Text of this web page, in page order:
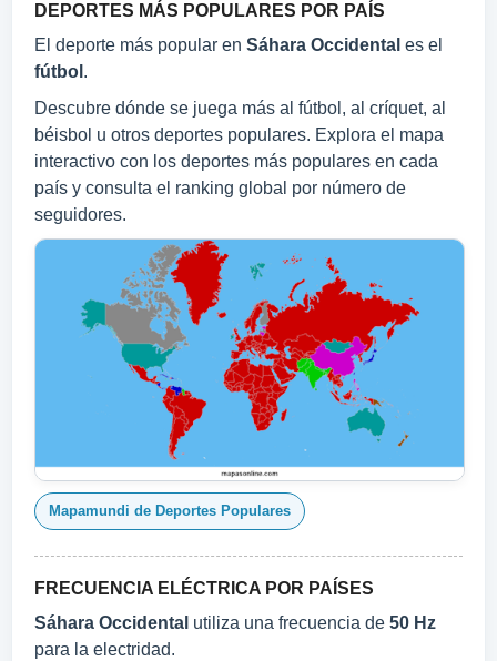
DEPORTES MÁS POPULARES POR PAÍS
El deporte más popular en Sáhara Occidental es el
fútbol .
Descubre dónde se juega más al fútbol, al críquet, al
béisbol u otros deportes populares. Explora el mapa
interactivo con los deportes más populares en cada
país y consulta el ranking global por número de
seguidores.
Mapamundi de Deportes Populares
FRECUENCIA ELÉCTRICA POR PAÍSES
Sáhara Occidental utiliza una frecuencia de 50 Hz
para la electridad.